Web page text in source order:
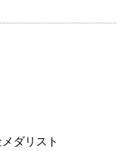
ダリスト